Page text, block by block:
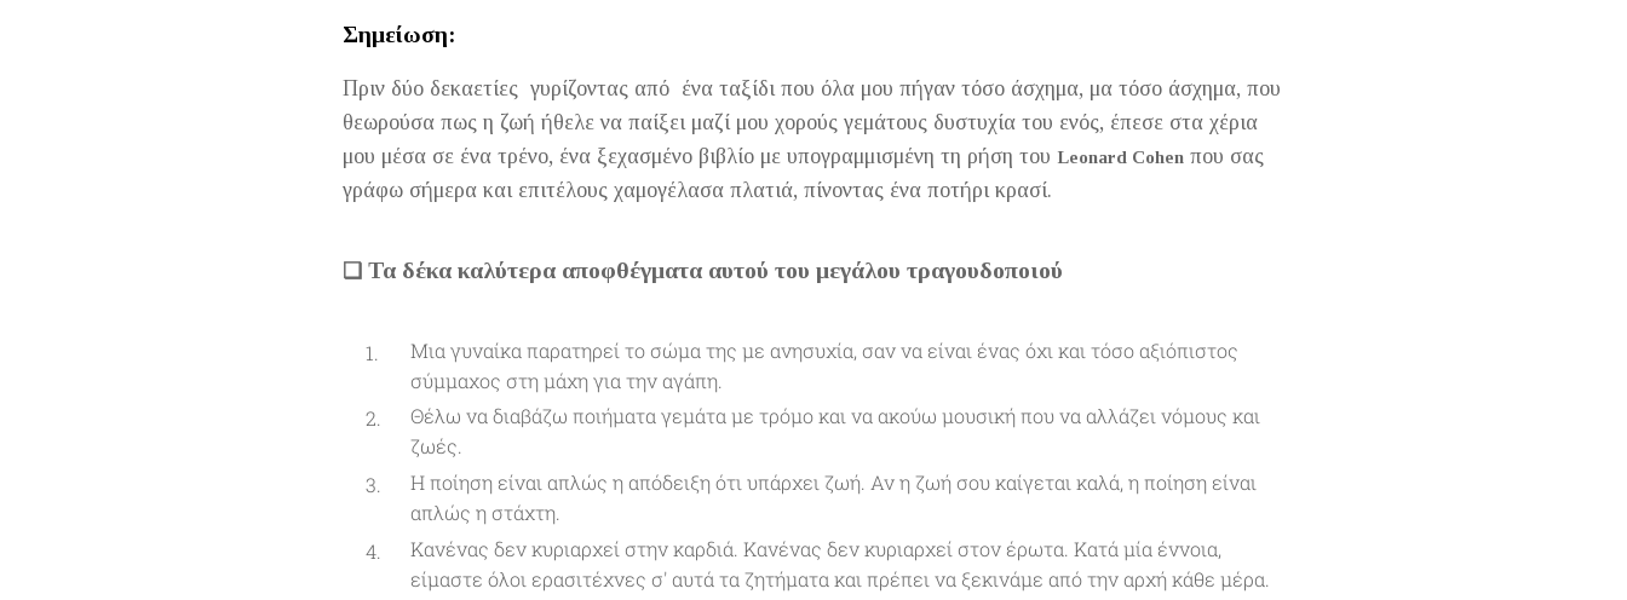
Σημείωση:
Πριν δύο δεκαετίες γυρίζοντας από ένα ταξίδι που όλα μου πήγαν τόσο άσχημα, μα τόσο άσχημα, που
θεωρούσα πως η ζωή ήθελε να παίξει μαζί μου χορούς γεμάτους δυστυχία του ενός, έπεσε στα χέρια
μου μέσα σε ένα τρένο, ένα ξεχασμένο βιβλίο με υπογραμμισμένη τη ρήση του Leonard Cohen που σας
γράφω σήμερα και επιτέλους χαμογέλασα πλατιά, πίνοντας ένα ποτήρι κρασί.
❑ Τα δέκα καλύτερα αποφθέγματα αυτού του μεγάλου τραγουδοποιού
Μια γυναίκα παρατηρεί το σώμα της με ανησυχία, σαν να είναι ένας όχι και τόσο αξιόπιστος
σύμμαχος στη μάχη για την αγάπη.
Θέλω να διαβάζω ποιήματα γεμάτα με τρόμο και να ακούω μουσική που να αλλάζει νόμους και
ζωές.
Η ποίηση είναι απλώς η απόδειξη ότι υπάρχει ζωή. Αν η ζωή σου καίγεται καλά, η ποίηση είναι
απλώς η στάχτη.
Κανένας δεν κυριαρχεί στην καρδιά. Κανένας δεν κυριαρχεί στον έρωτα. Κατά μία έννοια,
είμαστε όλοι ερασιτέχνες σ' αυτά τα ζητήματα και πρέπει να ξεκινάμε από την αρχή κάθε μέρα.